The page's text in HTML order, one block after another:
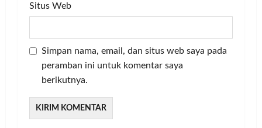
Situs Web
Simpan nama, email, dan situs web saya pada
peramban ini untuk komentar saya
berikutnya.